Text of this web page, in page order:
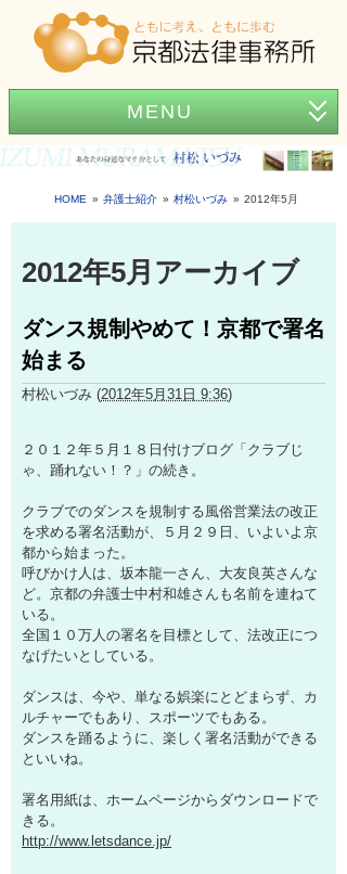
MENU
ホーム
事務所紹介
アクセス
弁護士費用
News
HOME 弁護士紹介 村松いづみ 2012年5月
2012年5月アーカイブ
ダンス規制やめて！京都で署名
始まる
村松いづみ (2012年5月31日 9:36)
２０１２年５月１８日付けブログ「クラブじ
ゃ、踊れない！？」の続き。
クラブでのダンスを規制する風俗営業法の改正
を求める署名活動が、５月２９日、いよいよ京
都から始まった。
呼びかけ人は、坂本龍一さん、大友良英さんな
ど。京都の弁護士中村和雄さんも名前を連ねて
いる。
全国１０万人の署名を目標として、法改正につ
なげたいとしている。
ダンスは、今や、単なる娯楽にとどまらず、カ
ルチャーでもあり、スポーツでもある。
ダンスを踊るように、楽しく署名活動ができる
といいね。
署名用紙は、ホームページからダウンロードで
きる。
http://www.letsdance.jp/